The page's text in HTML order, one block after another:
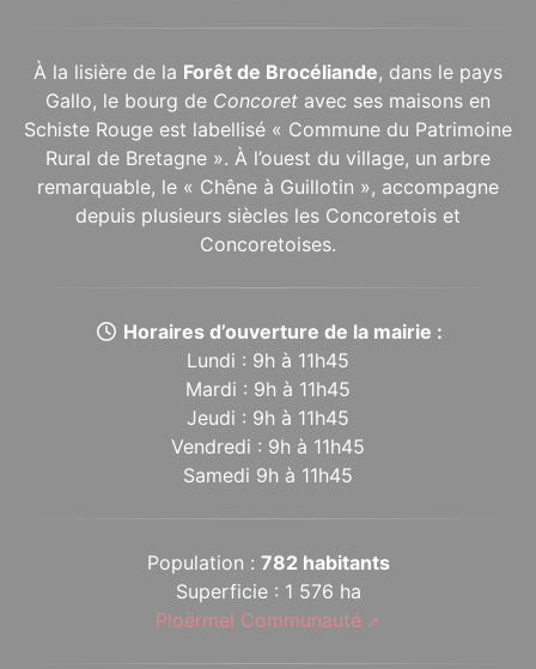
À la lisière de la Forêt de Brocéliande, dans le pays
Gallo, le bourg de Concoret avec ses maisons en
Schiste Rouge est labellisé « Commune du Patrimoine
Rural de Bretagne ». À l’ouest du village, un arbre
remarquable, le « Chêne à Guillotin », accompagne
depuis plusieurs siècles les Concoretois et
Concoretoises.
Horaires d’ouverture de la mairie :
Lundi : 9h à 11h45
Mardi : 9h à 11h45
Jeudi : 9h à 11h45
Vendredi : 9h à 11h45
Samedi 9h à 11h45
Population : 782 habitants
Superficie : 1 576 ha
Ploërmel Communauté